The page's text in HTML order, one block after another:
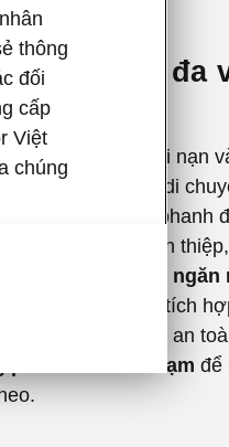
định khi lái xe
phanh đa
hợp xe gặp tai nạn
vẫn có thể tiếp tục di
Khi đó, hệ thống phanh
(MKB) sẽ can thiệp,
dừng hẳn nhằm ngăn
thống ESC được tích
– một tính năng an
phanh sau va chạm để
thông
đối
cấp
Việt
chúng